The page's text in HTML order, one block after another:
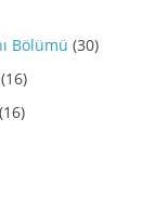
Bölümü (30)
(16)
(16)